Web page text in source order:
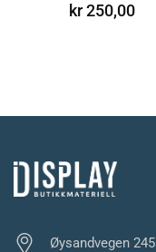
kr250,00
Øysandvegen